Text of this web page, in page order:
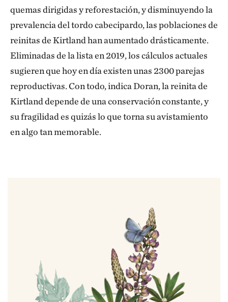
quemas dirigidas y reforestación, y disminuyendo la
prevalencia del tordo cabecipardo, las poblaciones de
reinitas de Kirtland han aumentado drásticamente.
Eliminadas de la lista en 2019, los cálculos actuales
sugieren que hoy en día existen unas 2300 parejas
reproductivas. Con todo, indica Doran, la reinita de
Kirtland depende de una conservación constante, y
su fragilidad es quizás lo que torna su avistamiento
en algo tan memorable.